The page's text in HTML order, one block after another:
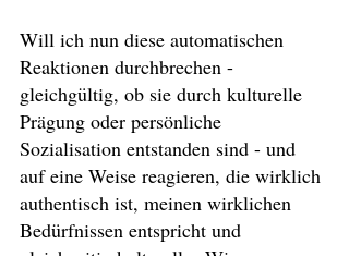
Will ich nun diese automatischen
Reaktionen durchbrechen -
gleichgültig, ob sie durch kulturelle
Prägung oder persönliche
Sozialisation entstanden sind - und
auf eine Weise reagieren, die wirklich
authentisch ist, meinen wirklichen
Bedürfnissen entspricht und